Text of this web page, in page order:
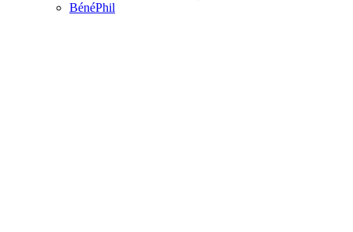
BénéPhil